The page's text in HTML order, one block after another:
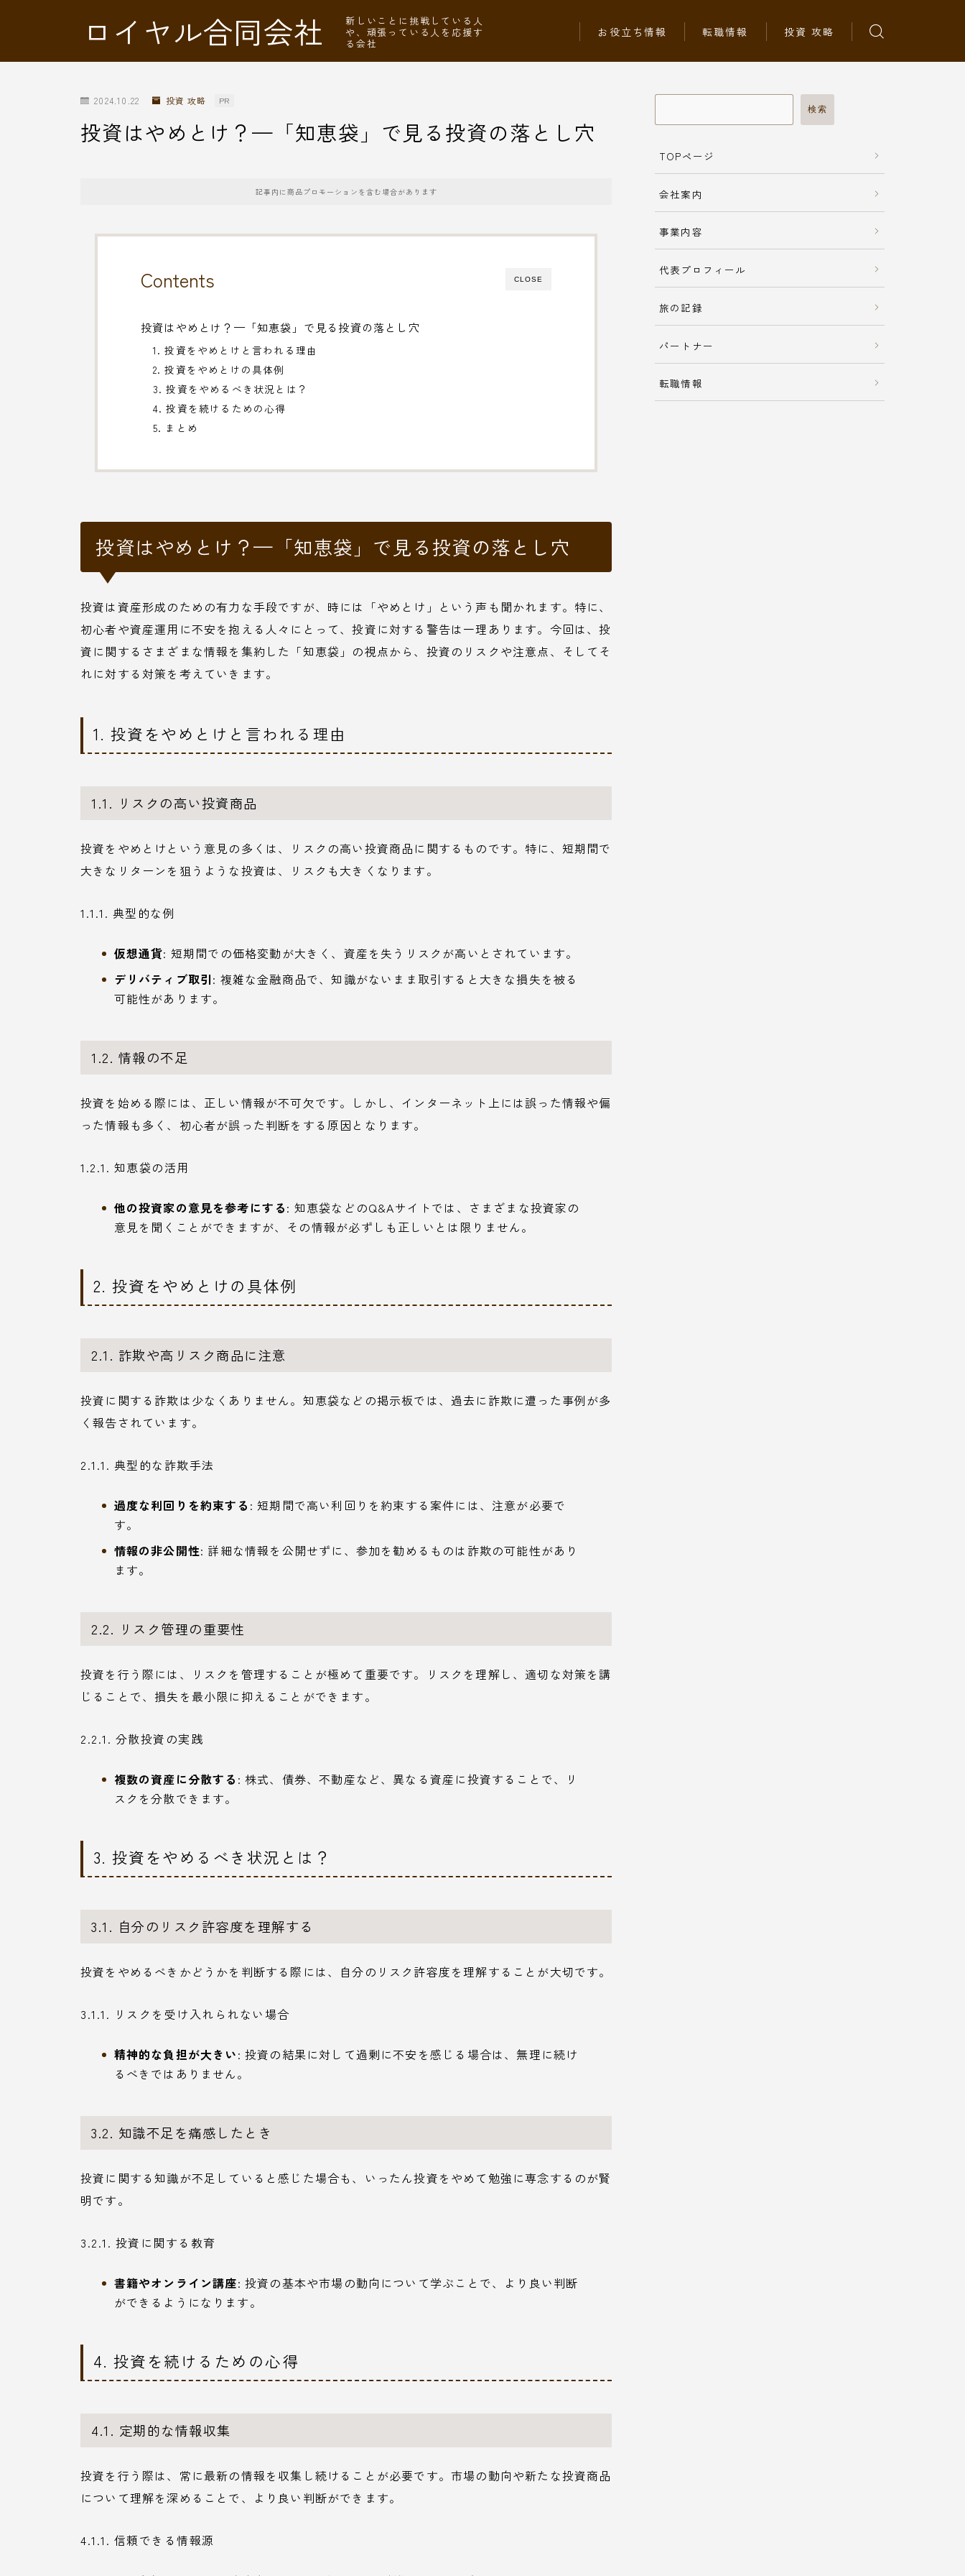
ロイヤル合同会社
新しいことに挑戦している人
や、頑張っている人を応援す
る会社
お役立ち情報 転職情報 投資 攻略
2024.10.22 投資 攻略 PR
投資はやめとけ？—「知恵袋」で見る投資の落とし穴
記事内に商品プロモーションを含む場合があります
CLOSE
Contents
投資はやめとけ？—「知恵袋」で見る投資の落とし穴
1. 投資をやめとけと言われる理由
2. 投資をやめとけの具体例
3. 投資をやめるべき状況とは？
4. 投資を続けるための心得
5. まとめ
投資はやめとけ？—「知恵袋」で見る投資の落とし穴
投資は資産形成のための有力な手段ですが、時には「やめとけ」という声も聞かれます。特に、
初心者や資産運用に不安を抱える人々にとって、投資に対する警告は一理あります。今回は、投
資に関するさまざまな情報を集約した「知恵袋」の視点から、投資のリスクや注意点、そしてそ
れに対する対策を考えていきます。
1. 投資をやめとけと言われる理由
1.1. リスクの高い投資商品
投資をやめとけという意見の多くは、リスクの高い投資商品に関するものです。特に、短期間で
大きなリターンを狙うような投資は、リスクも大きくなります。
1.1.1. 典型的な例
仮想通貨: 短期間での価格変動が大きく、資産を失うリスクが高いとされています。
デリバティブ取引: 複雑な金融商品で、知識がないまま取引すると大きな損失を被る
可能性があります。
1.2. 情報の不足
投資を始める際には、正しい情報が不可欠です。しかし、インターネット上には誤った情報や偏
った情報も多く、初心者が誤った判断をする原因となります。
1.2.1. 知恵袋の活用
他の投資家の意見を参考にする: 知恵袋などのQ&Aサイトでは、さまざまな投資家の
意見を聞くことができますが、その情報が必ずしも正しいとは限りません。
2. 投資をやめとけの具体例
2.1. 詐欺や高リスク商品に注意
投資に関する詐欺は少なくありません。知恵袋などの掲示板では、過去に詐欺に遭った事例が多
く報告されています。
2.1.1. 典型的な詐欺手法
過度な利回りを約束する : 短期間で高い利回りを約束する案件には、注意が必要で
す。
情報の非公開性: 詳細な情報を公開せずに、参加を勧めるものは詐欺の可能性があり
ます。
2.2. リスク管理の重要性
投資を行う際には、リスクを管理することが極めて重要です。リスクを理解し、適切な対策を講
じることで、損失を最小限に抑えることができます。
2.2.1. 分散投資の実践
複数の資産に分散する : 株式、債券、不動産など、異なる資産に投資することで、リ
スクを分散できます。
3. 投資をやめるべき状況とは？
3.1. 自分のリスク許容度を理解する
投資をやめるべきかどうかを判断する際には、自分のリスク許容度を理解することが大切です。
3.1.1. リスクを受け入れられない場合
精神的な負担が大きい: 投資の結果に対して過剰に不安を感じる場合は、無理に続け
るべきではありません。
3.2. 知識不足を痛感したとき
投資に関する知識が不足していると感じた場合も、いったん投資をやめて勉強に専念するのが賢
明です。
3.2.1. 投資に関する教育
書籍やオンライン講座: 投資の基本や市場の動向について学ぶことで、より良い判断
ができるようになります。
4. 投資を続けるための心得
4.1. 定期的な情報収集
投資を行う際は、常に最新の情報を収集し続けることが必要です。市場の動向や新たな投資商品
について理解を深めることで、より良い判断ができます。
4.1.1. 信頼できる情報源
検索
TOPページ
会社案内
事業内容
代表プロフィール
旅の記録
パートナー
転職情報